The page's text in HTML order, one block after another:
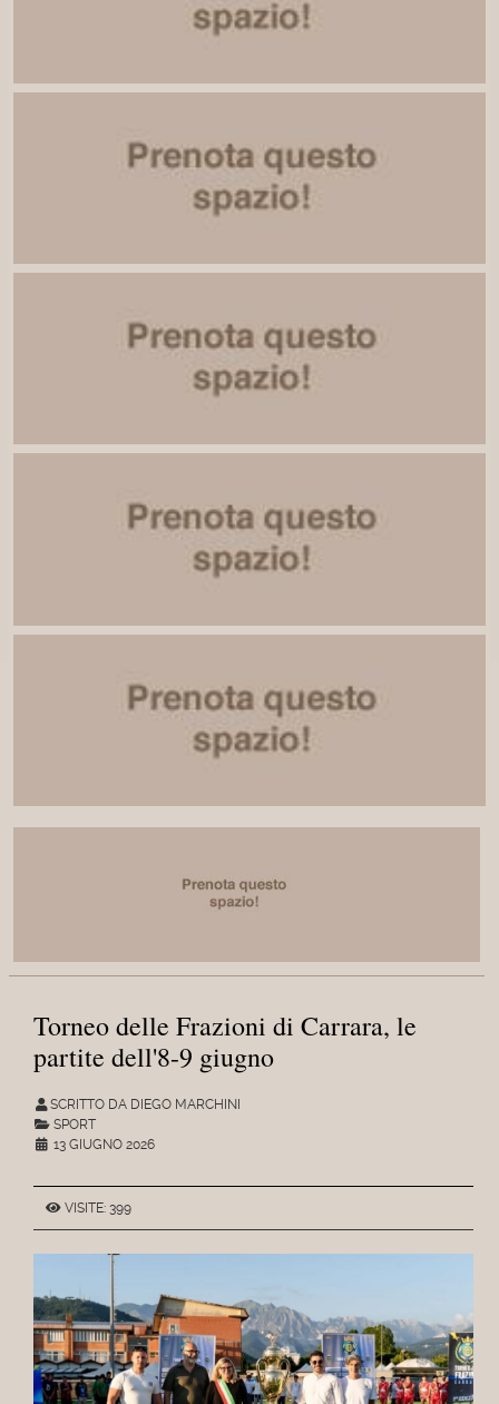
Torneo delle Frazioni di Carrara, le
partite dell'8-9 giugno
SCRITTO DA DIEGO MARCHINI
SPORT
13 GIUGNO 2026
VISITE: 399